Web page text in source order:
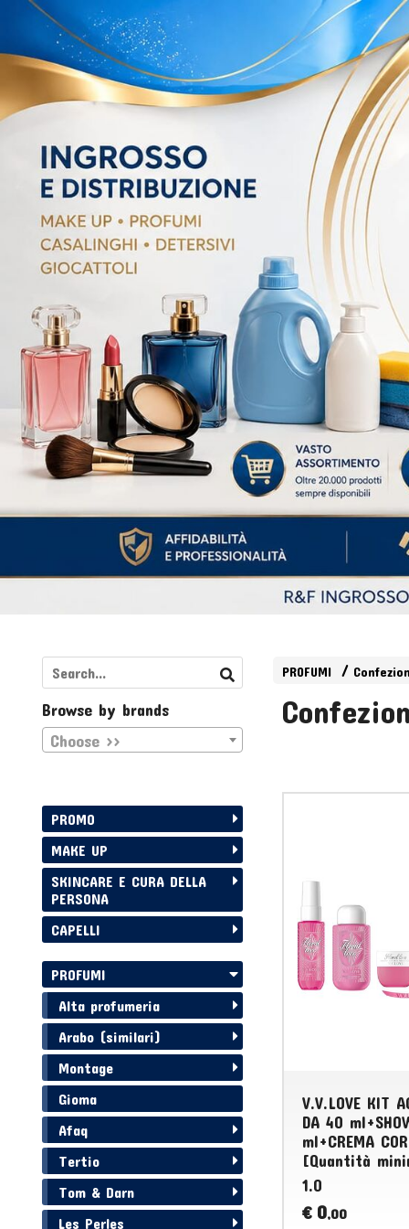
PROFUMI
V.V.LOVE KIT
DA 40
ml+CREMA
[Quantità
1.0
€ 0,00
Browse by brands
Choose >>
PROMO
MAKE UP
SKINCARE E CURA DELLA
PERSONA
CAPELLI
PROFUMI
Alta profumeria
Arabo (similari)
Montage
Gioma
Afaq
Tertio
Tom & Darn
Les Perles